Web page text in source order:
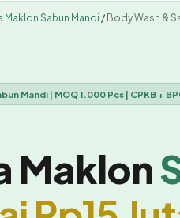
Maklon Sabun Mandi / Body Wash &
Mandi | MOQ 1.000 Pcs | CPKB +
Maklon